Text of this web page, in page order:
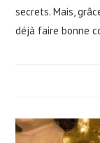
secrets. Mais,
déjà faire bonne